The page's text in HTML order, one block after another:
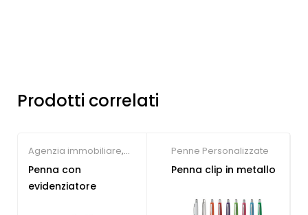
Prodotti correlati
Agenzia immobiliare,
Concessionari auto e
meccanici,Farmacie
Penna con
evidenziatore
Penne Personalizzate
Penna clip in metallo